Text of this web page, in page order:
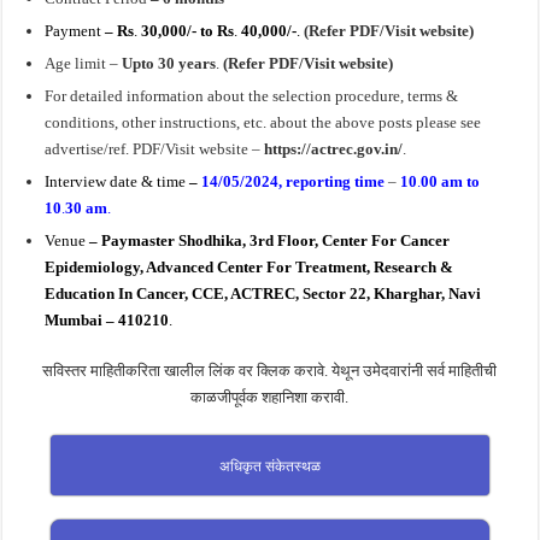
Payment– Rs 30,000/- to Rs 40,000/- .(Refer PDF/Visit website)
Age limit – Upto 30 years .(Refer PDF/Visit website)
For detailed information about the selection procedure, terms &
conditions, other instructions, etc. about the above posts please see
advertise/ref. PDF/Visit website –https://actrec.gov.in/
Interview date & time – 14/05/2024, reporting time – 10 .00 am to
10 .30 am
Venue – Paymaster Shodhika, 3rd Floor, Center For Cancer
Epidemiology, Advanced Center For Treatment, Research &
Education In Cancer, CCE, ACTREC, Sector 22, Kharghar, Navi
Mumbai – 410210
सविस्तर माहितीकरिता खालील लिंक वर क्लिक करावे. येथून उमेदवारांनी सर्व माहितीची
काळजीपूर्वक शहानिशा करावी.
अधिकृत संकेतस्थळ